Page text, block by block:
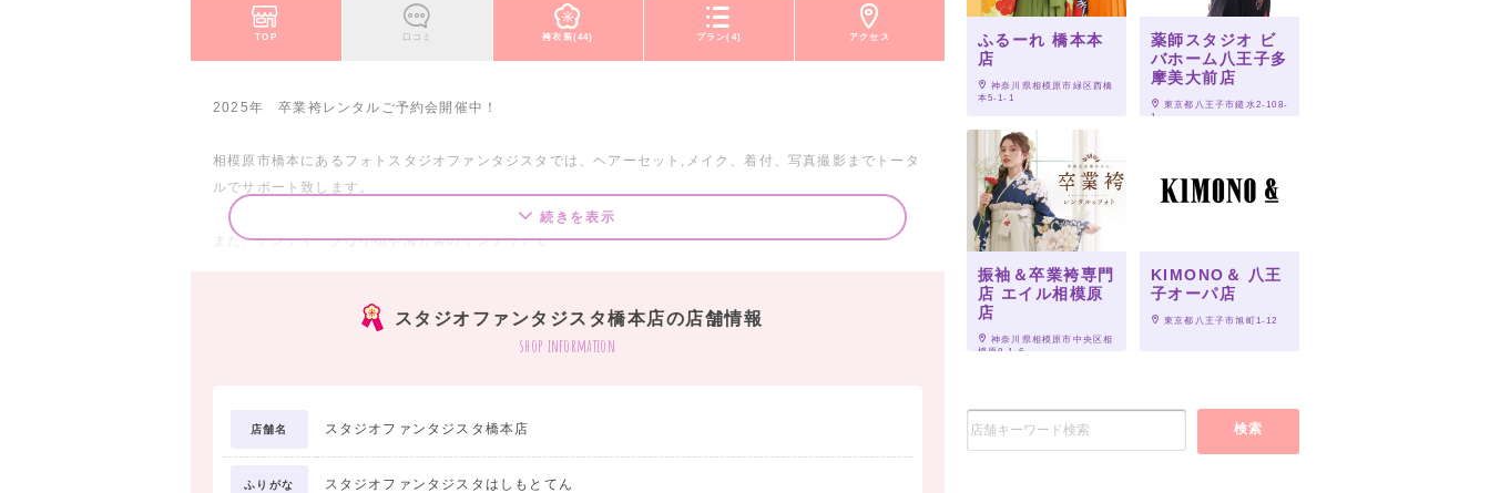
TOP 口コミ 袴衣装(44) プラン(4) アクセス
2025年 卒業袴レンタルご予約会開催中！
相模原市橋本にあるフォトスタジオファンタジスタでは、ヘアーセット,メイク、着付、写真撮影までトータ
ルでサポート致します。
また、アンティークな小物や海外製のインテリアで、
その笑顔、その一瞬を大切な思い出として残すお手伝いを致します。
続きを表示
スタジオファンタジスタ橋本店の店舗情報
shop information
店舗名 スタジオファンタジスタ橋本店
ふりがな スタジオファンタジスタはしもとてん
ふるーれ 橋本本
店
神奈川県相模原市緑区西橋
本5-1-1
薬師スタジオ ビ
バホーム八王子多
摩美大前店
東京都八王子市鑓水2-108-
1
振袖＆卒業袴専門
店 エイル相模原
店
神奈川県相模原市中央区相
模原8-1-6
KIMONO＆ 八王
子オーパ店
東京都八王子市旭町1-12
検索